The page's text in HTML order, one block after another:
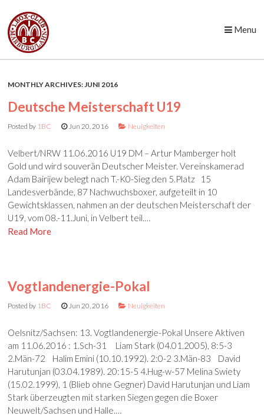
Menu
MONTHLY ARCHIVES:JUNI 2016
Deutsche Meisterschaft U19
Posted by 1BC Jun 20, 2016 Neuigkeiten
Velbert/NRW 11.06.2016 U19 DM – Artur Mamberger holt
Gold und wird souverän Deutscher Meister. Vereinskamerad
Adam Bairijew belegt nach T.-K0-Sieg den 5.Platz 15
Landesverbände, 87 Nachwuchsboxer, aufgeteilt in 10
Gewichtsklassen, nahmen an der deutschen Meisterschaft der
U19, vom 08.-11.Juni, in Velbert teil.…
Read More
Vogtlandenergie-Pokal
Posted by 1BC Jun 20, 2016 Neuigkeiten
Oelsnitz/Sachsen: 13. Vogtlandenergie-Pokal Unsere Aktiven
am 11.06.2016 : 1.Sch-31 Liam Stark (04.01.2005), 8:5-3
2.Män-72 Halim Emini (10.10.1992). 2:0-2 3.Män-83 David
Harutunjan (03.04.1989). 20:15-5 4.Hug-w-57 Melina Swiety
(15.02.1999), 1 (Blieb ohne Gegner) David Harutunjan und Liam
Stark überzeugten mit starken Siegen gegen die Boxer
Neuwelt/Sachsen und Halle.…